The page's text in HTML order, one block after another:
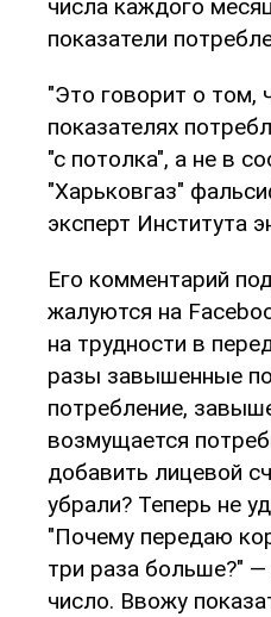
числа каждого
показатели
"Это говорит о том,
показателях
"с потолка", а не в
"Харьковгаз"
эксперт Института
Его комментарий
жалуются на
на трудности в
разы завышенные
потребление,
возмущается
добавить лицевой
убрали? Теперь не
"Почему передаю
три раза больше?"
число. Ввожу